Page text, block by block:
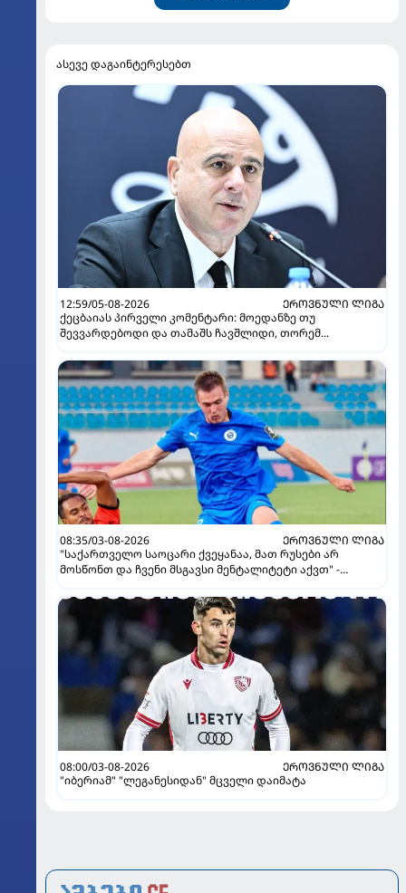
ასევე დაგაინტერესებთ
12:59/05-08-2026
ᲔᲠᲝᲕᲜᲣᲚᲘ ᲚᲘᲒᲐ
ქეცბაიას პირველი კომენტარი: მოედანზე თუ
შევვარდებოდი და თამაშს ჩავშლიდი, თორემ...
08:35/03-08-2026
ᲔᲠᲝᲕᲜᲣᲚᲘ ᲚᲘᲒᲐ
"საქართველო საოცარი ქვეყანაა, მათ რუსები არ
მოსწონთ და ჩვენი მსგავსი მენტალიტეტი აქვთ" -
08:00/03-08-2026
ᲔᲠᲝᲕᲜᲣᲚᲘ ᲚᲘᲒᲐ
"იბერიამ" "ლეგანესიდან" მცველი დაიმატა